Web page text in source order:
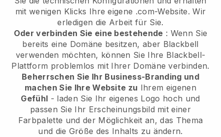
mit wenigen Klicks Ihre eigene .com-Website. Wir
erledigen die Arbeit für Sie.
Oder verbinden Sie eine bestehende : Wenn Sie
bereits eine Domäne besitzen, aber Blackbell
verwenden möchten, können Sie Ihre Blackbell-
Plattform problemlos mit Ihrer Domäne verbinden.
Beherrschen Sie Ihr Business-Branding und
machen Sie Ihre Website zu Ihrem eigenen
Gefühl - laden Sie Ihr eigenes Logo hoch und
passen Sie Ihr Erscheinungsbild mit einer
Farbpalette und der Möglichkeit an, das Thema
und die Größe des Inhalts zu ändern.